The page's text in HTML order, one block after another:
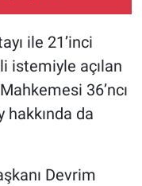
ile 21’inci
istemiyle açılan
36’ncı
da
Devrim